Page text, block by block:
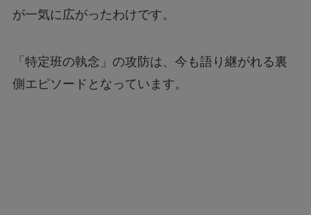
が一気に広がったわけです。
「特定班の執念」の攻防は、今も語り継がれる裏
側エピソードとなっています。